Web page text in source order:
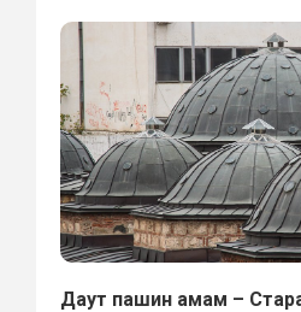
Даут пашин амам –